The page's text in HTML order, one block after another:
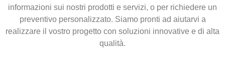
informazioni sui nostri prodotti e servizi, o per richiedere un
preventivo personalizzato. Siamo pronti ad aiutarvi a
realizzare il vostro progetto con soluzioni innovative e di alta
qualità.